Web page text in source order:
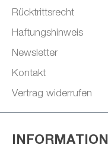
Rücktrittsrecht
Haftungshinweis
Newsletter
Kontakt
Vertrag widerrufen
INFORMATION